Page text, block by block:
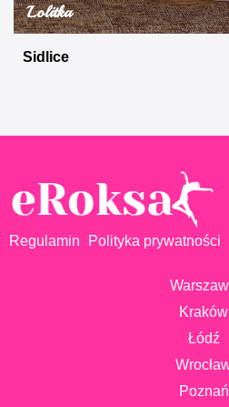
Lolitka
Sidlice
Regulamin Polityka prywatności
Kraków
Łódź
Poznań